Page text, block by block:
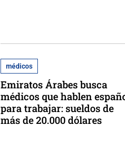
médicos
Emiratos Árabes busca
médicos que hablen
para trabajar: sueldos de
más de 20.000 dólares